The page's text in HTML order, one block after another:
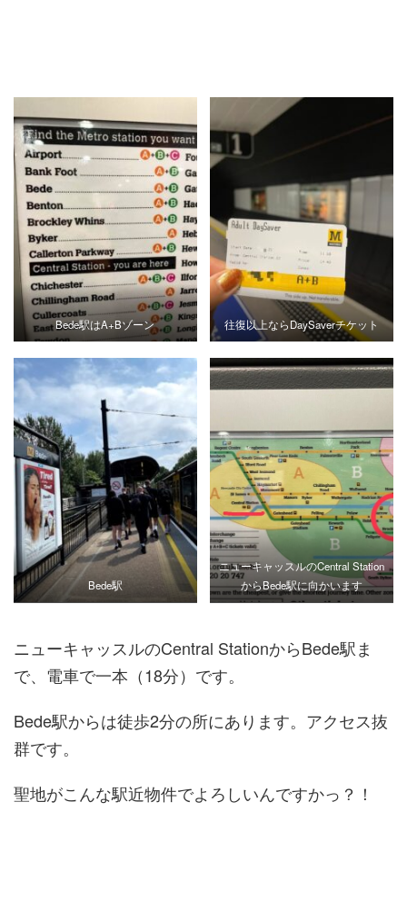
Bede駅はA+Bゾーン 往復以上ならDaySaverチケット
Bede駅
ニューキャッスルのCentral Station
からBede駅に向かいます
ニューキャッスルのCentral StationからBede駅ま
で、電車で一本（18分）です。
Bede駅からは徒歩2分の所にあります。アクセス抜
群です。
聖地がこんな駅近物件でよろしいんですかっ？！